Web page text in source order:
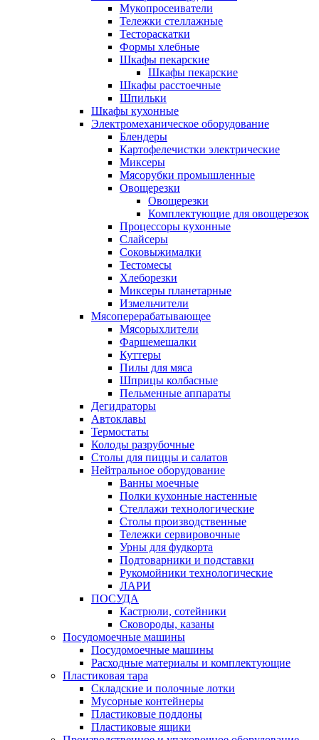
Мукопросеиватели
Тележки стеллажные
Тестораскатки
Формы хлебные
Шкафы пекарские
Шкафы пекарские
Шкафы расстоечные
Шпильки
Шкафы кухонные
Электромеханическое оборудование
Блендеры
Картофелечистки электрические
Миксеры
Мясорубки промышленные
Овощерезки
Овощерезки
Комплектующие для овощерезок
Процессоры кухонные
Слайсеры
Соковыжималки
Тестомесы
Хлеборезки
Миксеры планетарные
Измельчители
Мясоперерабатывающее
Мясорыхлители
Фаршемешалки
Куттеры
Пилы для мяса
Шприцы колбасные
Пельменные аппараты
Дегидраторы
Автоклавы
Термостаты
Колоды разрубочные
Столы для пиццы и салатов
Нейтральное оборудование
Ванны моечные
Полки кухонные настенные
Стеллажи технологические
Столы производственные
Тележки сервировочные
Урны для фудкорта
Подтоварники и подставки
Рукомойники технологические
ЛАРИ
ПОСУДА
Кастрюли, сотейники
Сковороды, казаны
Посудомоечные машины
Посудомоечные машины
Расходные материалы и комплектующие
Пластиковая тара
Складские и полочные лотки
Мусорные контейнеры
Пластиковые поддоны
Пластиковые ящики